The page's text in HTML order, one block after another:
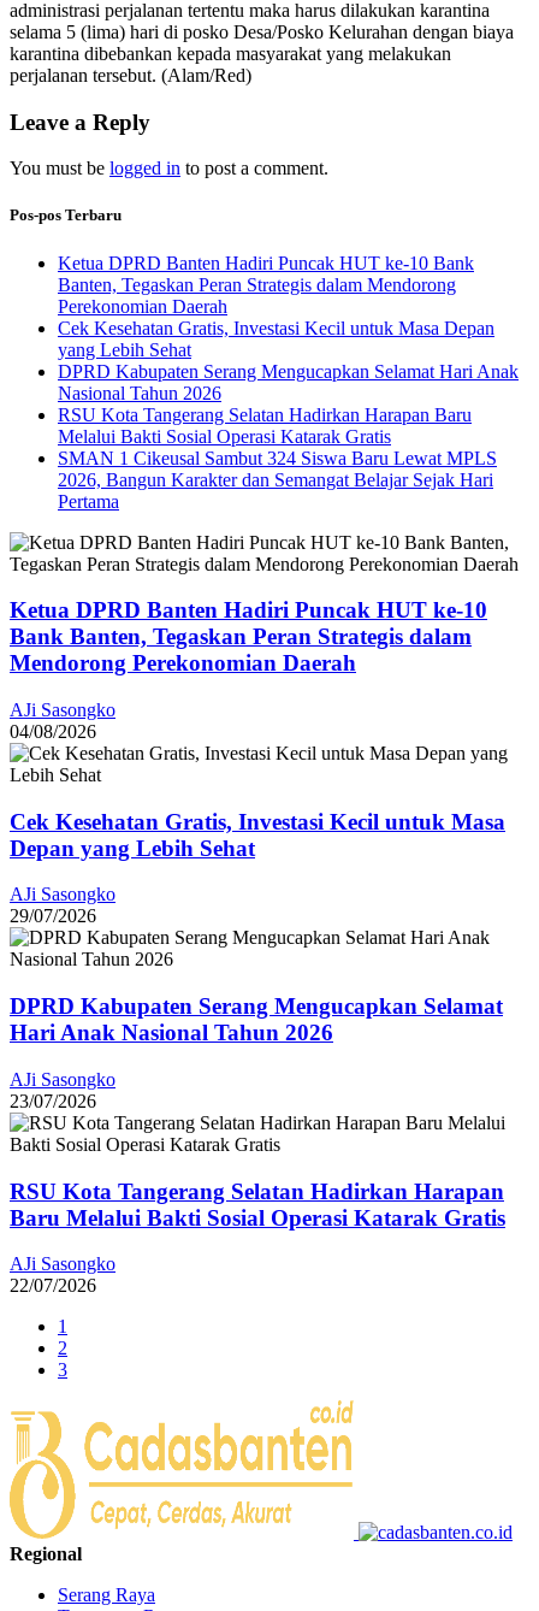
administrasi perjalanan tertentu maka harus dilakukan karantina
selama 5 (lima) hari di posko Desa/Posko Kelurahan dengan biaya
karantina dibebankan kepada masyarakat yang melakukan
perjalanan tersebut. (Alam/Red)
Leave a Reply
You must be logged in to post a comment.
Pos-pos Terbaru
Ketua DPRD Banten Hadiri Puncak HUT ke-10 Bank
Banten, Tegaskan Peran Strategis dalam Mendorong
Perekonomian Daerah
Cek Kesehatan Gratis, Investasi Kecil untuk Masa Depan
yang Lebih Sehat
DPRD Kabupaten Serang Mengucapkan Selamat Hari Anak
Nasional Tahun 2026
RSU Kota Tangerang Selatan Hadirkan Harapan Baru
Melalui Bakti Sosial Operasi Katarak Gratis
SMAN 1 Cikeusal Sambut 324 Siswa Baru Lewat MPLS
2026, Bangun Karakter dan Semangat Belajar Sejak Hari
Pertama
Ketua DPRD Banten Hadiri Puncak HUT ke-10
Bank Banten, Tegaskan Peran Strategis dalam
Mendorong Perekonomian Daerah
AJi Sasongko
04/08/2026
Cek Kesehatan Gratis, Investasi Kecil untuk Masa
Depan yang Lebih Sehat
AJi Sasongko
29/07/2026
DPRD Kabupaten Serang Mengucapkan Selamat
Hari Anak Nasional Tahun 2026
AJi Sasongko
23/07/2026
RSU Kota Tangerang Selatan Hadirkan Harapan
Baru Melalui Bakti Sosial Operasi Katarak Gratis
AJi Sasongko
22/07/2026
1
2
3
Regional
Serang Raya